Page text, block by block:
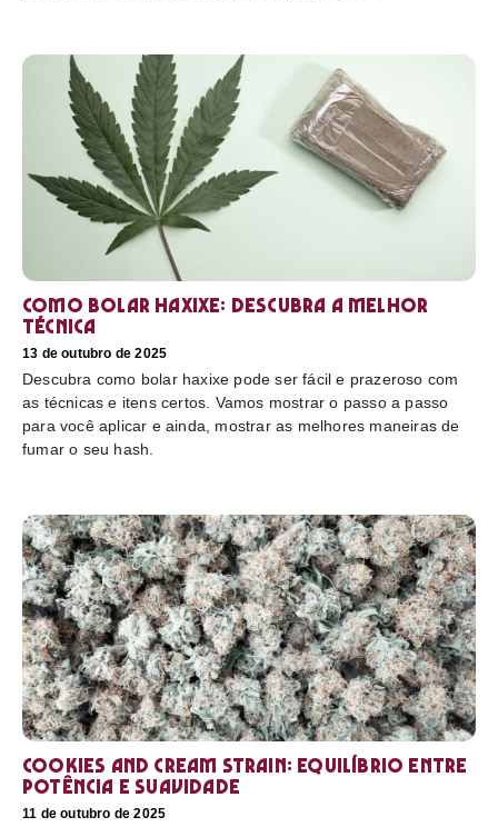
Como bolar haxixe: Descubra a melhor
técnica
13 de outubro de 2025
Descubra como bolar haxixe pode ser fácil e prazeroso com
as técnicas e itens certos. Vamos mostrar o passo a passo
para você aplicar e ainda, mostrar as melhores maneiras de
fumar o seu hash.
Cookies and Cream Strain: equilíbrio entre
potência e suavidade
11 de outubro de 2025